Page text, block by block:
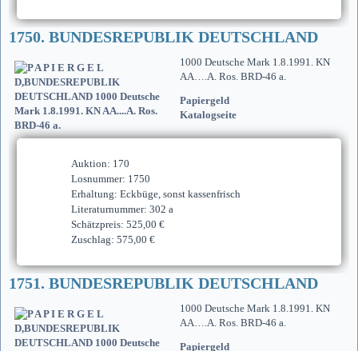
1750. BUNDESREPUBLIK DEUTSCHLAND
1000 Deutsche Mark 1.8.1991. KN
AA….A. Ros. BRD-46 a.
Papiergeld
Katalogseite
Auktion: 170
Losnummer: 1750
Erhaltung: Eckbüge, sonst kassenfrisch
Literaturnummer: 302 a
Schätzpreis: 525,00 €
Zuschlag: 575,00 €
1751. BUNDESREPUBLIK DEUTSCHLAND
1000 Deutsche Mark 1.8.1991. KN
AA….A. Ros. BRD-46 a.
Papiergeld